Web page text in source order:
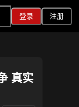
登录 注册